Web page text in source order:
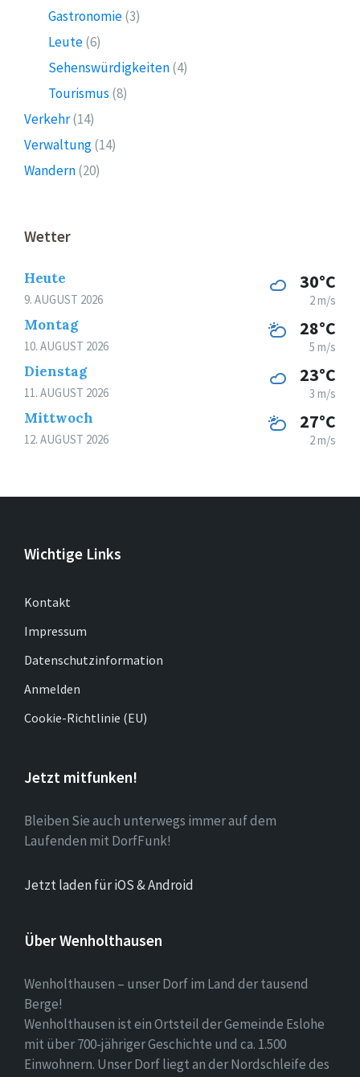
Gastronomie(3)
Leute(6)
Sehenswürdigkeiten(4)
Tourismus (8)
Verkehr(14)
Verwaltung(14)
Wandern(20)
Wetter
Heute
9. AUGUST 2026
30°C
2 m/s
Montag
10. AUGUST 2026
28°C
5 m/s
Dienstag
11. AUGUST 2026
23°C
3 m/s
Mittwoch
12. AUGUST 2026
27°C
2 m/s
Wichtige Links
Kontakt
Impressum
Datenschutzinformation
Anmelden
Cookie-Richtlinie (EU)
Jetzt mitfunken!
Bleiben Sie auch unterwegs immer auf dem
Laufenden mit DorfFunk!
Jetzt laden für iOS & Android
Über Wenholthausen
Wenholthausen – unser Dorf im Land der tausend
Berge!
Wenholthausen ist ein Ortsteil der Gemeinde Eslohe
mit über 700-jähriger Geschichte und ca. 1.500
Einwohnern. Unser Dorf liegt an der Nordschleife des